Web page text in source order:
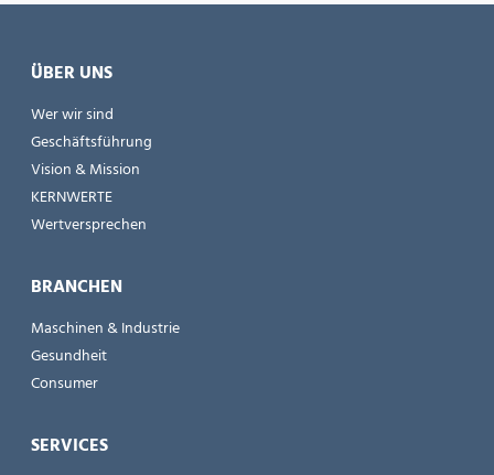
ÜBER UNS
Wer wir sind
Geschäftsführung
Vision & Mission
KERNWERTE
Wertversprechen
BRANCHEN
Maschinen & Industrie
Gesundheit
Consumer
SERVICES